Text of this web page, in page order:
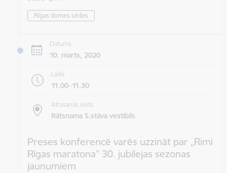
Rīgas domes sēdes
Datums
10. marts, 2020
Laiks
11.00–11.30
Atrašanās vieta
Rātsnama 5.stāva vestibils
Preses konferencē varēs uzzināt par „Rimi
Rīgas maratona” 30. jubilejas sezonas
jaunumiem